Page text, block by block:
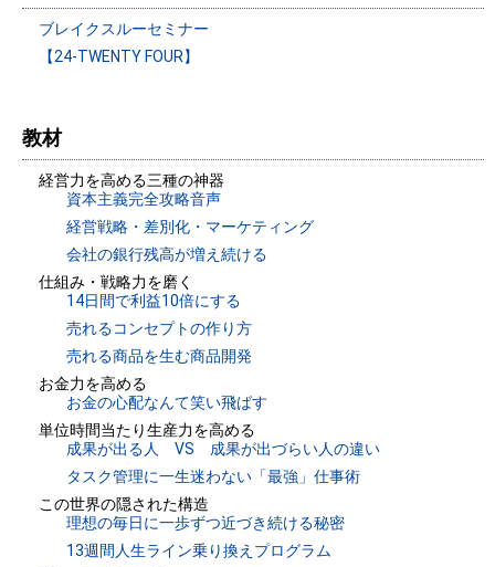
ブレイクスルーセミナー
【24-TWENTY FOUR】
教材
経営力を高める三種の神器
資本主義完全攻略音声
経営戦略・差別化・マーケティング
会社の銀行残高が増え続ける
仕組み・戦略力を磨く
14日間で利益10倍にする
売れるコンセプトの作り方
売れる商品を生む商品開発
お金力を高める
お金の心配なんて笑い飛ばす
単位時間当たり生産力を高める
成果が出る人 VS 成果が出づらい人の違い
タスク管理に一生迷わない「最強」仕事術
この世界の隠された構造
理想の毎日に一歩ずつ近づき続ける秘密
13週間人生ライン乗り換えプログラム